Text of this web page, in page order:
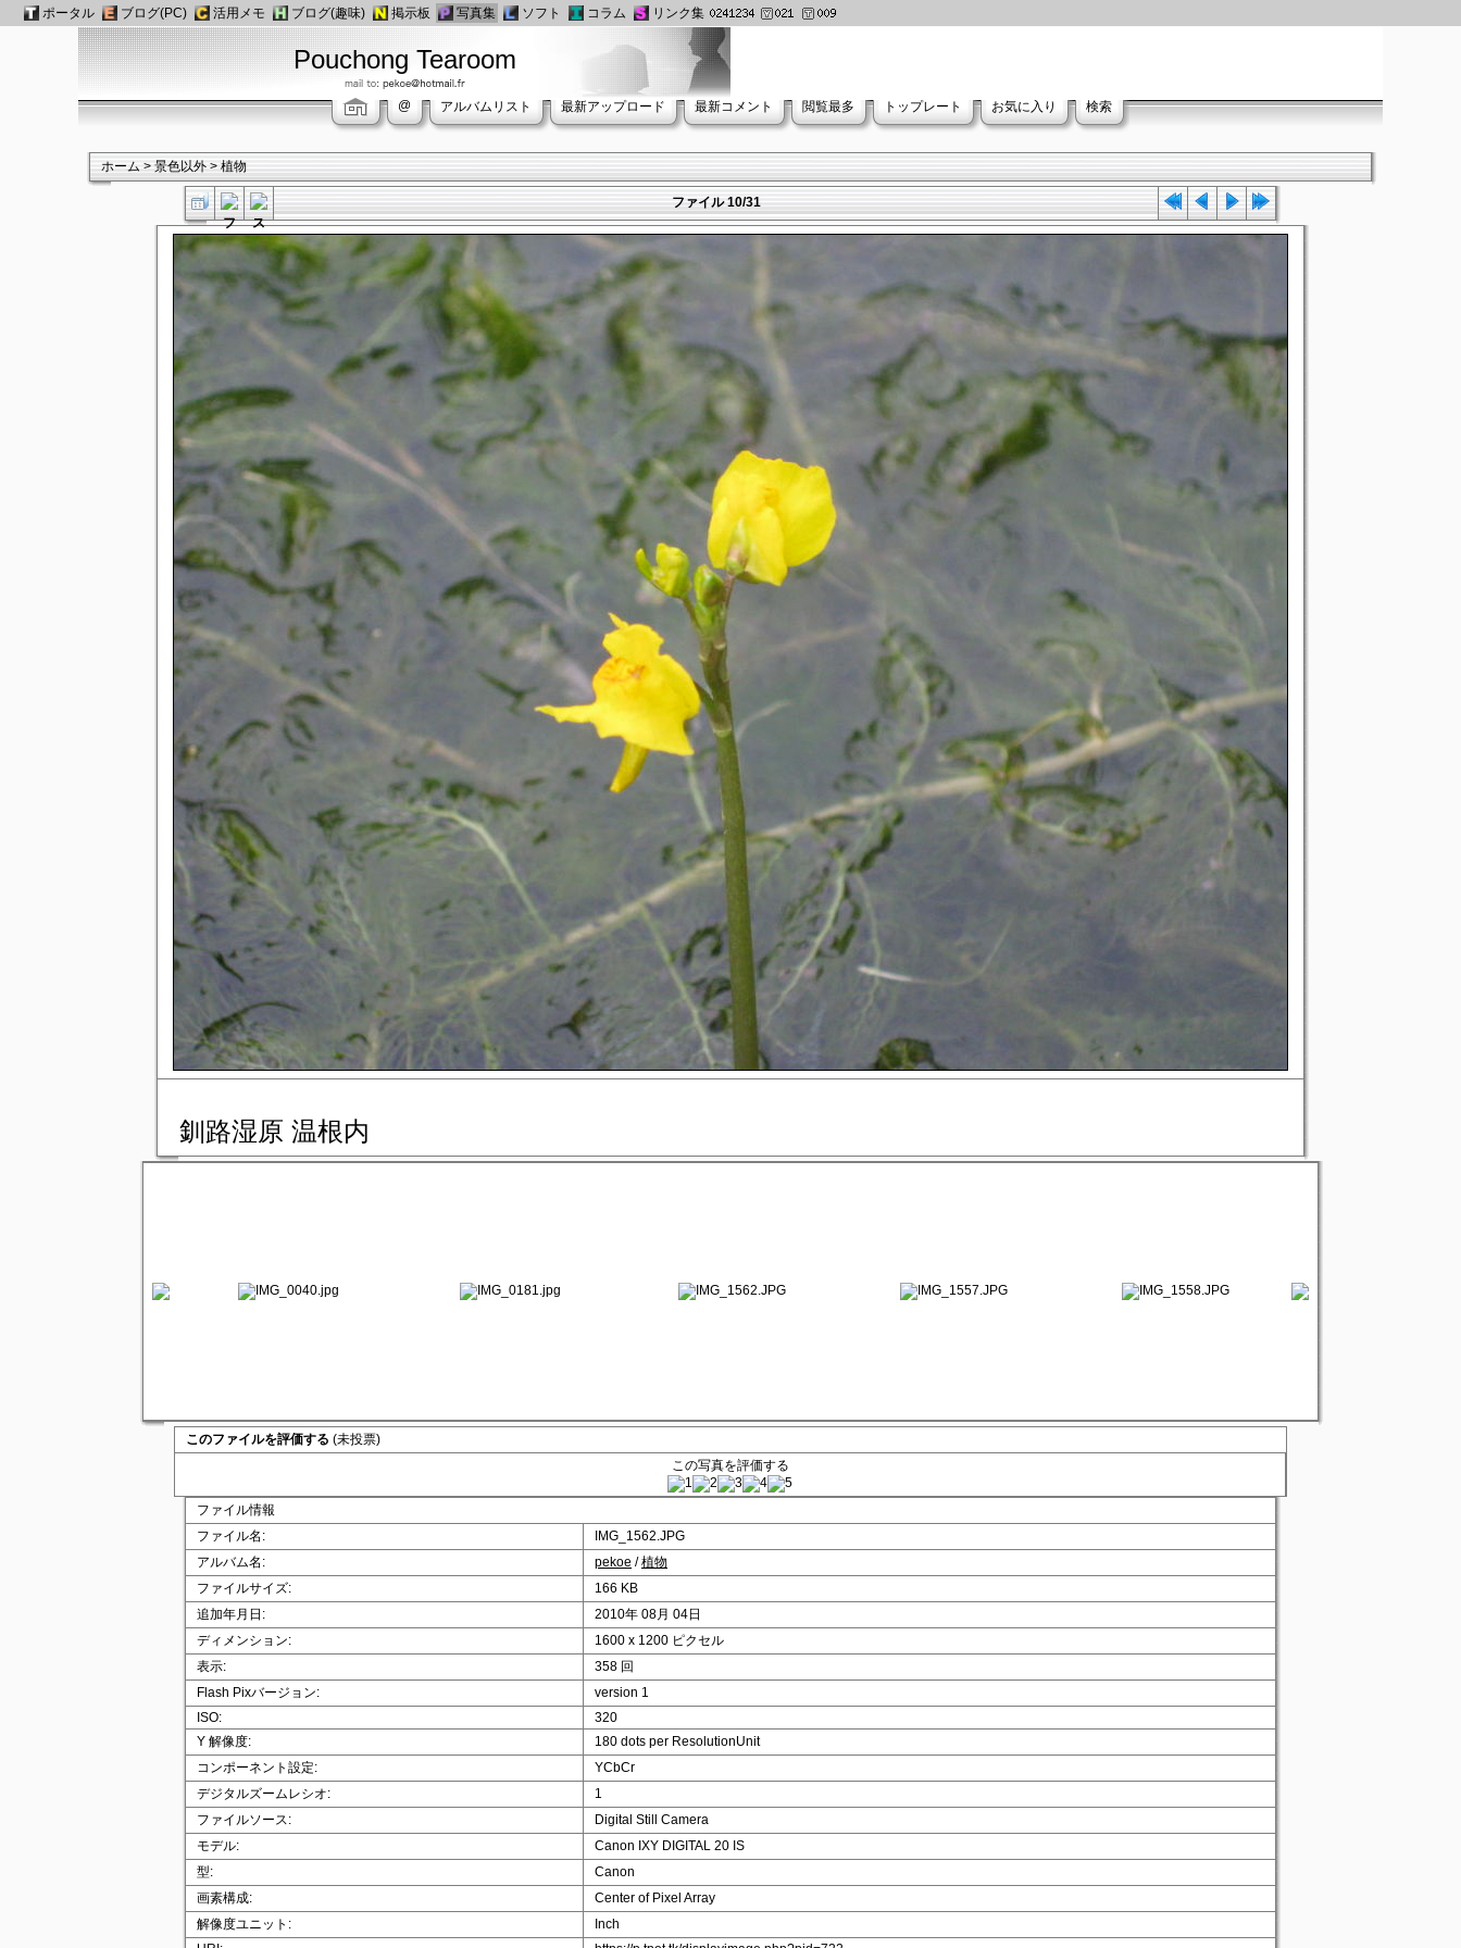
Pouchong Tearoom
@ アルバムリスト 最新アップロード 最新コメント 閲覧最多 トップレート お気に入り 検索
ホーム>景色以外>植物
ファイル 10/31
釧路湿原 温根内
このファイルを評価する (未投票)
この写真を評価する
ファイル情報
ファイル名:
IMG_1562.JPG
アルバム名:
pekoe /植物
ファイルサイズ:
166 KB
追加年月日:
2010年 08月 04日
ディメンション:
1600 x 1200 ピクセル
表示:
358 回
Flash Pixバージョン:
version 1
ISO:
320
Y 解像度:
180 dots per ResolutionUnit
コンポーネント設定:
YCbCr
デジタルズームレシオ:
1
ファイルソース:
Digital Still Camera
モデル:
Canon IXY DIGITAL 20 IS
型:
Canon
画素構成:
Center of Pixel Array
解像度ユニット:
Inch
ポータル ブログ(PC) 活用メモ ブログ(趣味) 掲示板 写真集 ソフト コラム リンク集